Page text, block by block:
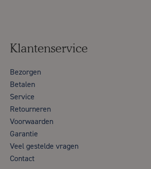
Klantenservice
Bezorgen
Betalen
Service
Retourneren
Voorwaarden
Garantie
Veel gestelde vragen
Contact